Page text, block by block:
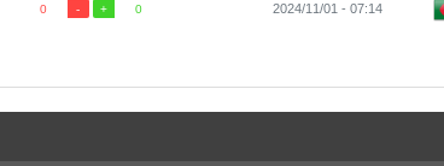
07:14 - 2024/11/01
0
0